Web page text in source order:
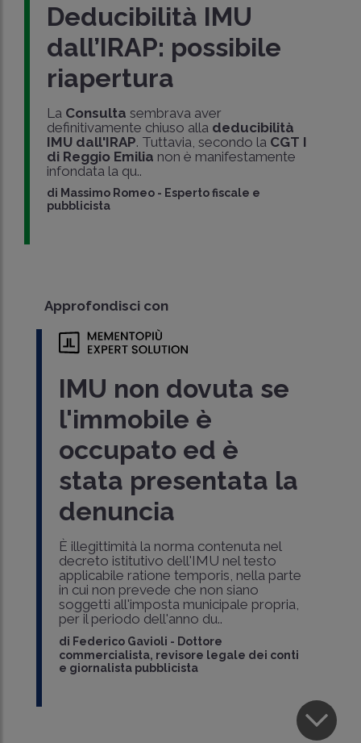
Deducibilità IMU
dall’IRAP: possibile
riapertura
La Consultasembrava aver
definitivamente chiuso alla deducibilità
IMU dall'IRAP. Tuttavia, secondo la CGT I
di Reggio Emilia non è manifestamente
infondata la qu..
di Massimo Romeo - Esperto fiscale e
pubblicista
Approfondisci con
IMU non dovuta se
l'immobile è
occupato ed è
stata presentata la
denuncia
È illegittimità la norma contenuta nel
decreto istitutivo dell'IMU nel testo
applicabile ratione temporis, nella parte
in cui non prevede che non siano
soggetti all'imposta municipale propria,
per il periodo dell'anno du..
di Federico Gavioli - Dottore
commercialista, revisore legale dei conti
e giornalista pubblicista